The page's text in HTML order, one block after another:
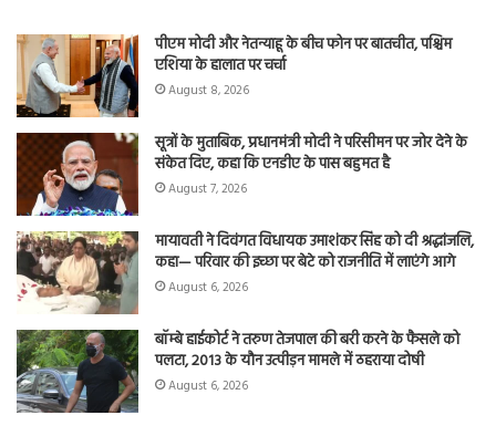
पीएम मोदी और नेतन्याहू के बीच फोन पर बातचीत, पश्चिम
एशिया के हालात पर चर्चा
August 8, 2026
सूत्रों के मुताबिक, प्रधानमंत्री मोदी ने परिसीमन पर जोर देने के
संकेत दिए, कहा कि एनडीए के पास बहुमत है
August 7, 2026
मायावती ने दिवंगत विधायक उमाशंकर सिंह को दी श्रद्धांजलि,
कहा— परिवार की इच्छा पर बेटे को राजनीति में लाएंगे आगे
August 6, 2026
बॉम्बे हाईकोर्ट ने तरुण तेजपाल की बरी करने के फैसले को
पलटा, 2013 के यौन उत्पीड़न मामले में ठहराया दोषी
August 6, 2026